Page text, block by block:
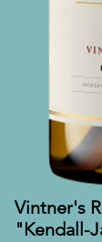
Vintner's
"Kendall-